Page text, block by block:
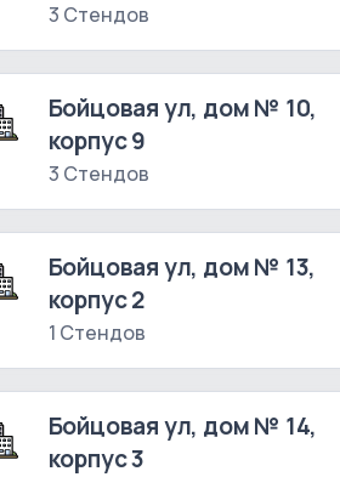
3 Стендов
Бойцовая ул, дом № 10,
корпус 9
3 Стендов
Бойцовая ул, дом № 13,
корпус 2
1 Стендов
Бойцовая ул, дом № 14,
корпус 3